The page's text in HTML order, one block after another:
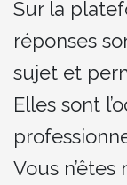
Sur la
réponses
sujet et
Elles sont
Vous